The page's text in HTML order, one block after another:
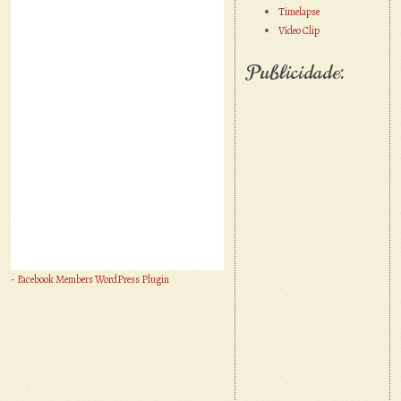
- Facebook Members WordPress Plugin
Timelapse
Vídeo Clip
Publicidade: